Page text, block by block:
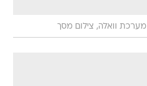
מערכת וואלה, צילום מסך